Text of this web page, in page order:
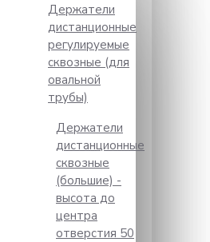
Держатели
дистанционные
регулируемые
сквозные (для
овальной
трубы)
Держатели
дистанционные
сквозные
(большие) -
высота до
центра
отверстия 50